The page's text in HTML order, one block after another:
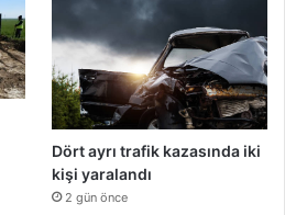
Dört ayrı trafik kazasında iki
kişi yaralandı
2 gün önce